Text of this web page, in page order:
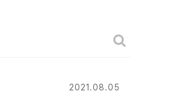
2021.08.05